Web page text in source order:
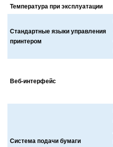
Температура при эксплуатации
Стандартные языки управления
принтером
Веб-интерфейс
Система подачи бумаги